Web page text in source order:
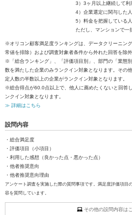
3）3ヶ月以上継続して利
4）企業選定に関与した人
5）料金を把握している人
ただし、マンションで一
※オリコン顧客満足度ランキングは、データクリーニン
常値を排除）および調査対象者条件から外れた回答を除
※「総合ランキング」、「評価項目別」、部門の「業態
数を満たした企業のみランクイン対象となります。その
定人数の半数以上の企業がランクイン対象となります。
※総合得点が60.0点以上で、他人に薦めたくないと回答
ンクイン対象となります。
≫ 詳細はこちら
設問内容
・総合満足度
・評価項目（小項目）
・利用した感想（良かった点・悪かった点）
・他者推奨意向
・他者推奨意向理由
アンケート調査を実施した際の質問事項です。満足度評価項目
容を質問しています。
その他の設問内容は